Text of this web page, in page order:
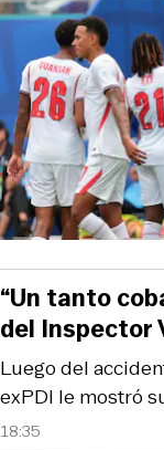
18:35
Luego del
exPDI le mostró
“Un tanto
del Inspector